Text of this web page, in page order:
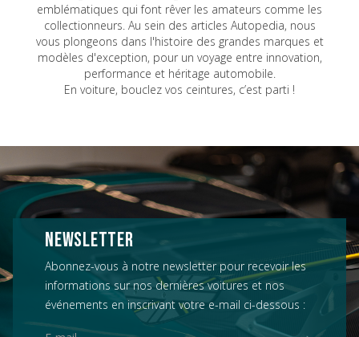
emblématiques qui font rêver les amateurs comme les
collectionneurs. Au sein des articles Autopedia, nous
vous plongeons dans l'histoire des grandes marques et
modèles d'exception, pour un voyage entre innovation,
performance et héritage automobile.
En voiture, bouclez vos ceintures, c’est parti !
NEWSLETTER
Abonnez-vous à notre newsletter pour recevoir les
informations sur nos dernières voitures et nos
événements en inscrivant votre e-mail ci-dessous :